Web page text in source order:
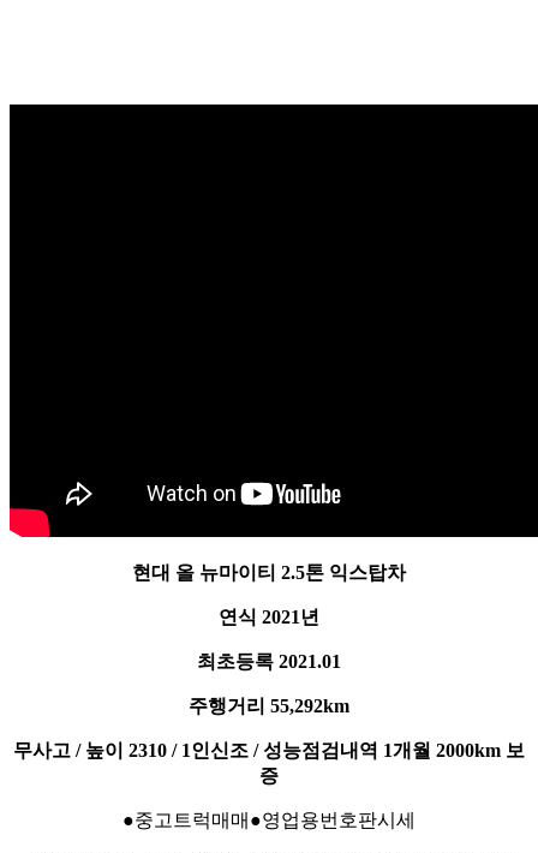
현대 올 뉴마이티 2.5톤 익스탑차
연식 2021년
최초등록 2021.01
주행거리 55,292km
무사고 / 높이 2310 / 1인신조 / 성능점검내역 1개월 2000km 보
증
●중고트럭매매●영업용번호판시세